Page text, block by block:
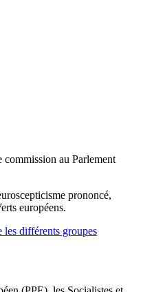
commission au Parlement
prononcé,
européens.
les différents groupes